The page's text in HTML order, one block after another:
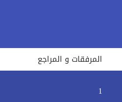
المرفقات و المراجع
1